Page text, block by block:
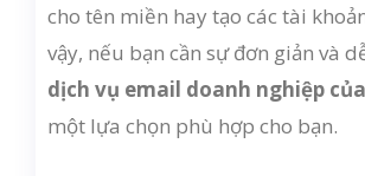
cho tên miền hay tạo các tài
vậy, nếu bạn cần sự đơn giản và
dịch vụ email doanh nghiệp
một lựa chọn phù hợp cho bạn.